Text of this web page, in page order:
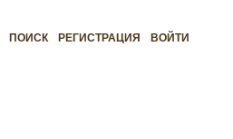
ПОИСК РЕГИСТРАЦИЯ ВОЙТИ